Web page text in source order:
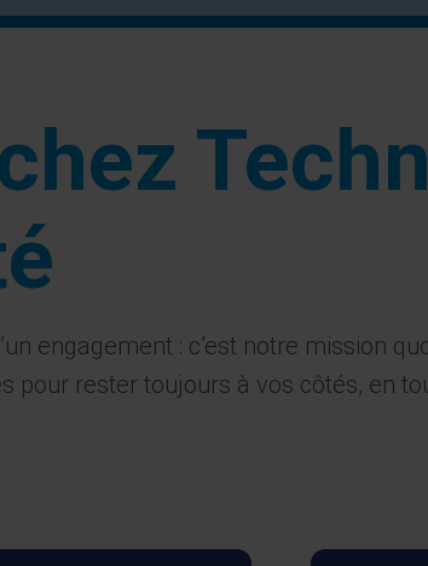
engagement : c’est notre mission
rester toujours à vos côtés, en